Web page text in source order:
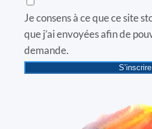
Je consens à ce que ce site
que j’ai envoyées afin de
demande.
S’inscrire